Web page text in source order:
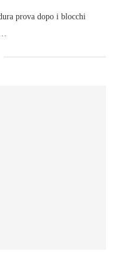
prova dopo i blocchi